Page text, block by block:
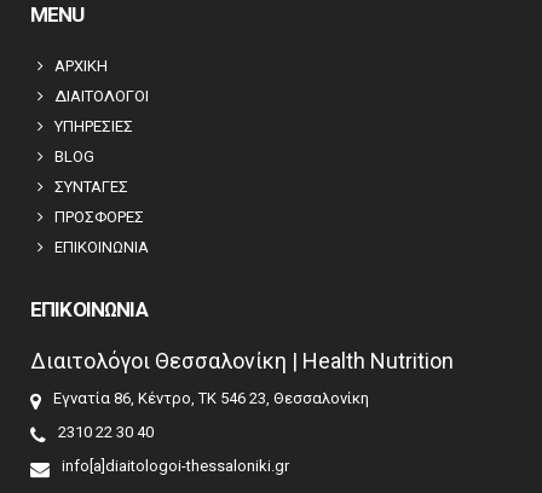
MENU
ΑΡΧΙΚΗ
ΔΙΑΙΤΟΛΟΓΟΙ
ΥΠΗΡΕΣΙΕΣ
BLOG
ΣΥΝΤΑΓΕΣ
ΠΡΟΣΦΟΡΕΣ
ΕΠΙΚΟΙΝΩΝΙΑ
ΕΠΙΚΟΙΝΩΝΙΑ
Διαιτολόγοι Θεσσαλονίκη | Health Nutrition
Εγνατία 86, Κέντρο, ΤΚ 546 23, Θεσσαλονίκη
2310 22 30 40
info[a]diaitologoi-thessaloniki.gr